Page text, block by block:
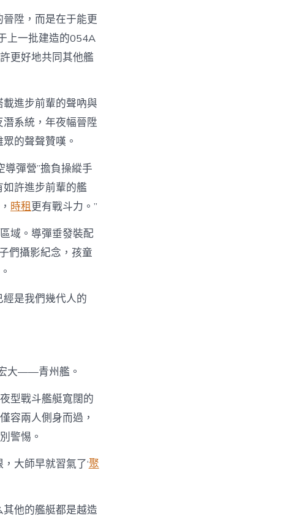
陞，而是在于能更
上一批建造的054A
更好地共同其他艦
進步前輩的聲吶與
潛系統，年夜幅晉陞
的聲聲贊嘆。
彈營”擔負操縱手
許進步前輩的艦
時租更有戰斗力。”
域。導彈垂發裝配
們攝影紀念，孩童
是我們幾代人的
大——青州艦。
型戰斗艦艇寬闊的
容兩人側身而過，
警惕。
大師早就習氣了‘聚
他的艦艇都是越造